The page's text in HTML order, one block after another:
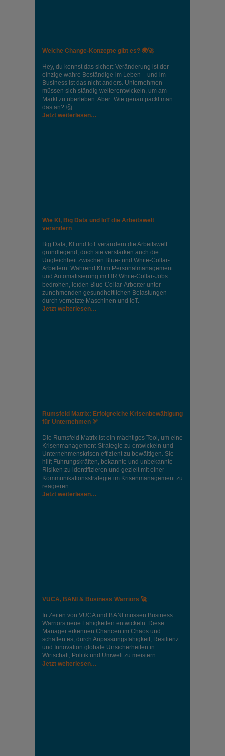
Welche Change-Konzepte gibt es? 🌍🚀
Hey, du kennst das sicher: Veränderung ist der
einzige wahre Beständige im Leben – und im
Business ist das nicht anders. Unternehmen
müssen sich ständig weiterentwickeln, um am
Markt zu überleben. Aber: Wie genau packt man
das an? 🤔.
Jetzt weiterlesen…
Wie KI, Big Data und IoT die Arbeitswelt
verändern
Big Data, KI und IoT verändern die Arbeitswelt
grundlegend, doch sie verstärken auch die
Ungleichheit zwischen Blue- und White-Collar-
Arbeitern. Während KI im Personalmanagement
und Automatisierung im HR White-Collar-Jobs
bedrohen, leiden Blue-Collar-Arbeiter unter
zunehmenden gesundheitlichen Belastungen
durch vernetzte Maschinen und IoT.
Jetzt weiterlesen…
Rumsfeld Matrix: Erfolgreiche Krisenbewältigung
für Unternehmen 🏹
Die Rumsfeld Matrix ist ein mächtiges Tool, um eine
Krisenmanagement-Strategie zu entwickeln und
Unternehmenskrisen effizient zu bewältigen. Sie
hilft Führungskräften, bekannte und unbekannte
Risiken zu identifizieren und gezielt mit einer
Kommunikationsstrategie im Krisenmanagement zu
reagieren.
Jetzt weiterlesen…
VUCA, BANI & Business Warriors 🚀
In Zeiten von VUCA und BANI müssen Business
Warriors neue Fähigkeiten entwickeln. Diese
Manager erkennen Chancen im Chaos und
schaffen es, durch Anpassungsfähigkeit, Resilienz
und Innovation globale Unsicherheiten in
Wirtschaft, Politik und Umwelt zu meistern…
Jetzt weiterlesen…